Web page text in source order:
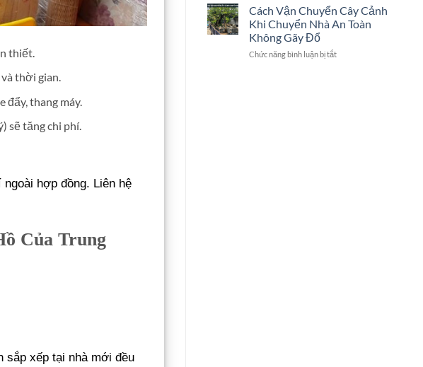
thiết.
thời gian.
đẩy, thang máy.
sẽ tăng chi phí.
hợp đồng. Liên hệ
Của Trung
sắp xếp tại nhà mới đều
Và
Vụ
Nghiệp
Bể
Cá
Khi
Nhà
Cách Vận Chuyển Cây Cảnh
Khi Chuyển Nhà An Toàn
Không Gãy Đổ
Chức năng bình luận bị tắtở